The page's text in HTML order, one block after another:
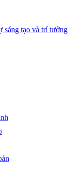
sáng tạo và trí tưởng